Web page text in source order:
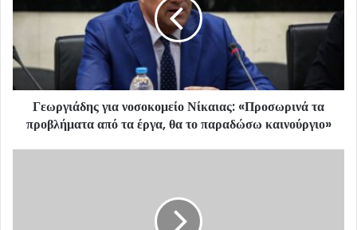
Γεωργιάδης για νοσοκομείο Νίκαιας: «Προσωρινά τα
προβλήματα από τα έργα, θα το παραδώσω καινούργιο»